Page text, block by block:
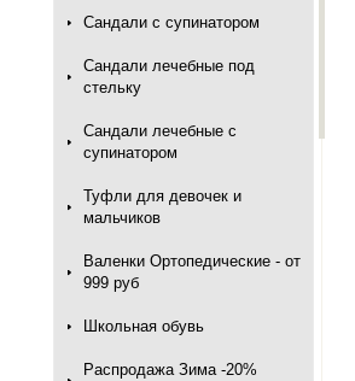
Сандали с супинатором
Сандали лечебные под
стельку
Сандали лечебные с
супинатором
Туфли для девочек и
мальчиков
Валенки Ортопедические - от
999 руб
Школьная обувь
Распродажа Зима -20%